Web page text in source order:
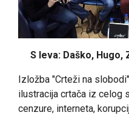
S leva: Daško,
Izložba "Crteži na
ilustracija crtača iz celog
cenzure, interneta,